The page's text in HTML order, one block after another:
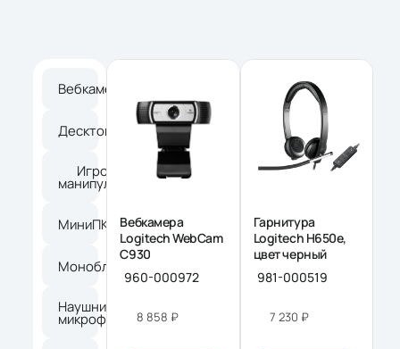
Вебкамеры
Десктопы
Игровые
манипуляторы 2
МиниПК
Моноблоки
Наушники и
микрофоны 24
Вебкамера
Logitech WebCam
C930
960-000972
8 858 ₽
Гарнитура
Logitech H650e,
цвет черный
981-000519
7 230 ₽